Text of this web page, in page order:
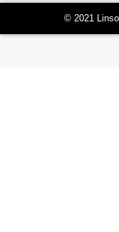
© 2021